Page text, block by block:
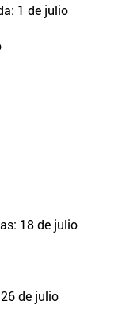
1 de julio
18 de julio
de julio